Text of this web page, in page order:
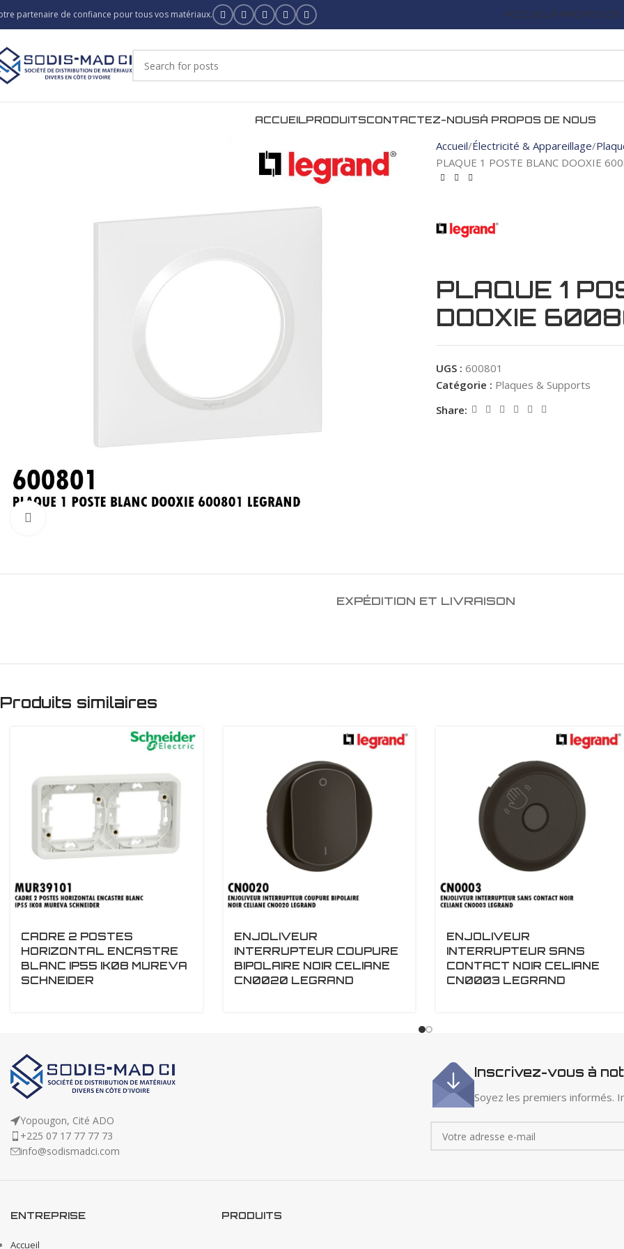
partenaire de confiance pour tous vos matériaux. ACCUEILÀ PROPOS DE
ACCUEILPRODUITSCONTACTEZ-NOUSÀ PROPOS DE NOUS
Accueil Électricité & Appareillage
PLAQUE 1 POSTE BLANC DOOXIE
PLAQUE 1
DOOXIE
UGS : 600801
Catégorie : Plaques & Supports
Share:
EXPÉDITION ET LIVRAISON
Produits similaires
CADRE 2 POSTES
HORIZONTAL ENCASTRE
BLANC IP55 IK08 MUREVA
SCHNEIDER
ENJOLIVEUR
INTERRUPTEUR COUPURE
BIPOLAIRE NOIR CELIANE
CN0020 LEGRAND
ENJOLIVEUR
INTERRUPTEUR SANS
CONTACT NOIR CELIANE
CN0003 LEGRAND
Yopougon, Cité ADO
+225 07 17 77 77 73
info@sodismadci.com
Inscrivez-vous à
Soyez les premiers informés.
ENTREPRISE
Accueil
PRODUITS